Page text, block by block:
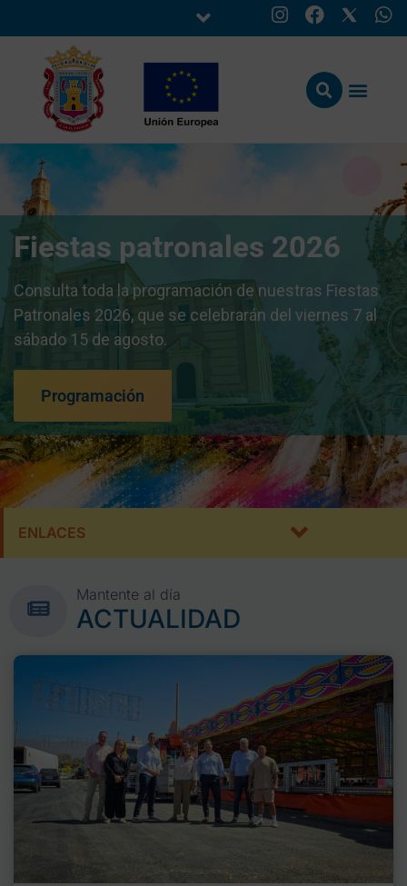
Fiestas patronales 2026
Consulta toda la programación de nuestras Fiestas
Patronales 2026, que se celebrarán del viernes 7 al
sábado 15 de agosto.
Programación
ENLACES
Mantente al día
ACTUALIDAD